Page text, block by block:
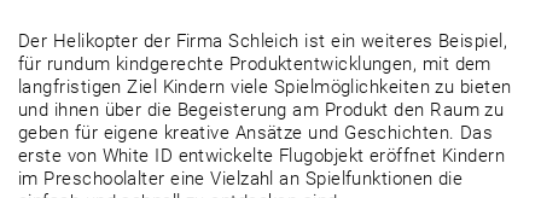
Der Helikopter der Firma Schleich ist ein weiteres Beispiel,
für rundum kindgerechte Produktentwicklungen, mit dem
langfristigen Ziel Kindern viele Spielmöglichkeiten zu bieten
und ihnen über die Begeisterung am Produkt den Raum zu
geben für eigene kreative Ansätze und Geschichten. Das
erste von White ID entwickelte Flugobjekt eröffnet Kindern
im Preschoolalter eine Vielzahl an Spielfunktionen die